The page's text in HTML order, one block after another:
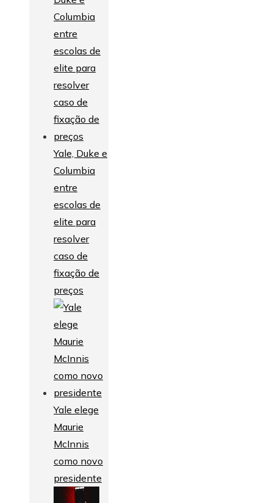
Yale, Duke e
Columbia
entre
escolas de
elite para
resolver
caso de
fixação de
preços
Yale elege
Maurie
McInnis
como novo
presidente